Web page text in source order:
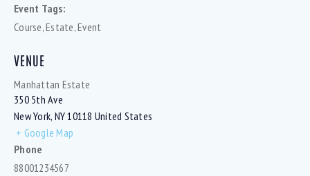
Event Tags:
Course,Estate,Event
VENUE
Manhattan Estate
350 5th Ave
New York, NY10118 United States
+ Google Map
Phone
88001234567